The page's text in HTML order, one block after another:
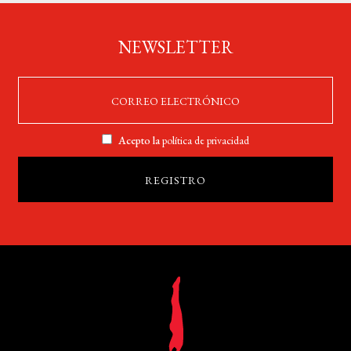
NEWSLETTER
Acepto lapolítica de privacidad